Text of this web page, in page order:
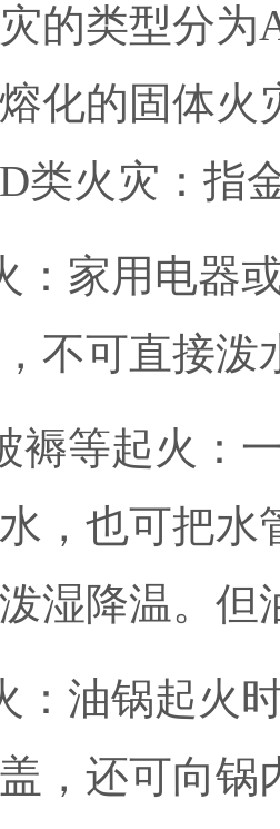
的类型分
化的固体火
类火灾：指
：家用电器
不可直接
褥等起火：
，也可把
湿降温。但
：油锅起火
，还可向